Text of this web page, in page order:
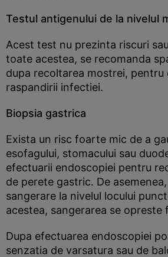
Testul antigenului de la nivelul
Acest test nu prezinta riscuri
toate acestea, se recomanda
dupa recoltarea mostrei, pentru
raspandirii infectiei.
Biopsia gastrica
Exista un risc foarte mic de a
esofagului, stomacului sau
efectuarii endoscopiei pentru
de perete gastric. De
sangerare la nivelul locului
acestea, sangerarea se
Dupa efectuarea endoscopiei
senzatia de varsatura sau de